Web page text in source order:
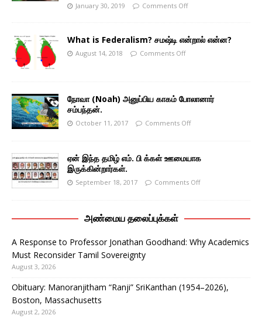
January 30, 2019 Comments Off
What is Federalism? சமஷ்டி என்றால் என்ன?
August 14, 2018 Comments Off
நோவா (Noah) அனுப்பிய காகம் போலானார்
சம்பந்தன்.
October 11, 2017 Comments Off
ஏன் இந்த தமிழ் எம். பி க்கள் ஊமையாக
இருக்கின்றார்கள்.
September 18, 2017 Comments Off
அண்மைய தலைப்புக்கள்
A Response to Professor Jonathan Goodhand: Why Academics
Must Reconsider Tamil Sovereignty
August 3, 2026
Obituary: Manoranjitham “Ranji” SriKanthan (1954–2026),
Boston, Massachusetts
August 2, 2026